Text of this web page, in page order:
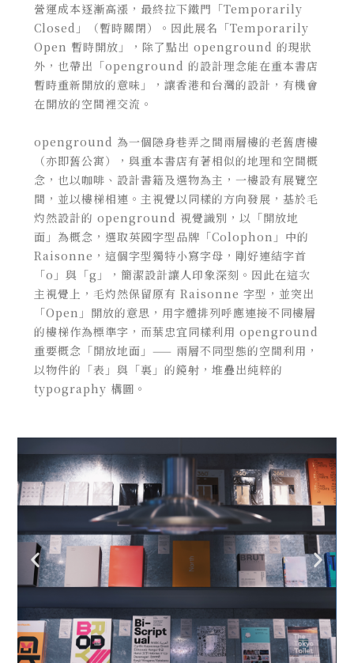
營運成本逐漸高漲，最終拉下鐵門「Temporarily
Closed」（暫時關閉）。因此展名「Temporarily
Open 暫時開放」，除了點出 openground 的現狀
外，也帶出「openground 的設計理念能在重本書店
暫時重新開放的意味」，讓香港和台灣的設計，有機會
在開放的空間裡交流。
openground 為一個隱身巷弄之間兩層樓的老舊唐樓
（亦即舊公寓），與重本書店有著相似的地理和空間概
念，也以咖啡、設計書籍及選物為主，一樓設有展覽空
間，並以樓梯相連。主視覺以同樣的方向發展，基於毛
灼然設計的 openground 視覺識別，以「開放地
面」為概念，選取英國字型品牌「Colophon」中的
Raisonne，這個字型獨特小寫字母，剛好連結字首
「o」與「g」，簡潔設計讓人印象深刻。因此在這次
主視覺上，毛灼然保留原有 Raisonne 字型，並突出
「Open」開放的意思，用字體排列呼應連接不同樓層
的樓梯作為標準字，而葉忠宜同樣利用 openground
重要概念「開放地面」—— 兩層不同型態的空間利用，
以物件的「表」與「裏」的鏡射，堆疊出純粹的
typography 構圖。